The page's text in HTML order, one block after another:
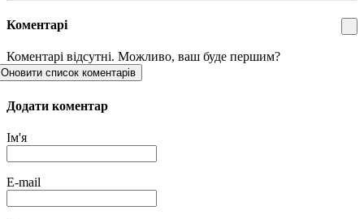
Коментарі
Коментарі відсутні. Можливо, ваш буде першим?
Оновити список коментарів
Додати коментар
Ім'я
E-mail